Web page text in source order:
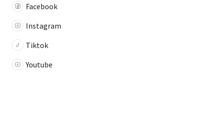
Facebook
Instagram
Tiktok
Youtube